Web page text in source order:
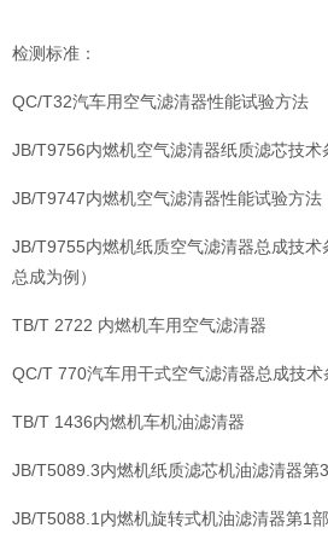
检测标准：
QC/T32汽车用空气滤清器性能试验方法
JB/T9756内燃机空气滤清器纸质滤芯技术
JB/T9747内燃机空气滤清器性能试验方法
JB/T9755内燃机纸质空气滤清器总成技
总成为例）
TB/T 2722 内燃机车用空气滤清器
QC/T 770汽车用干式空气滤清器总成技术
TB/T 1436内燃机车机油滤清器
JB/T5089.3内燃机纸质滤芯机油滤清器第
JB/T5088.1内燃机旋转式机油滤清器第1